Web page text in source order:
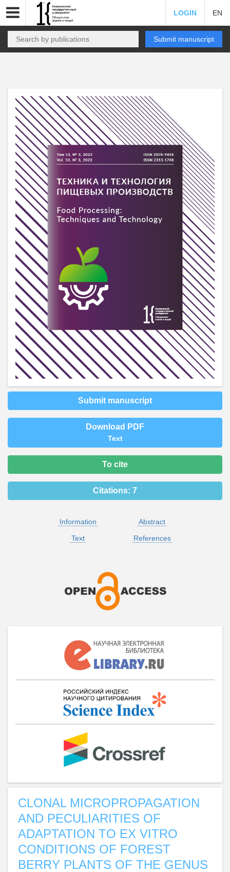
LOGIN EN
Submit manuscript
Submit manuscript
Download PDF
Text
To cite
Citations: 7
Information
Abstract
Text
References
CLONAL MICROPROPAGATION
AND PECULIARITIES OF
ADAPTATION TO EX VITRO
CONDITIONS OF FOREST
BERRY PLANTS OF THE GENUS